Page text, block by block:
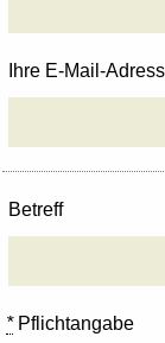
Ihre E-Mail-
Betreff
*Pflichtangabe